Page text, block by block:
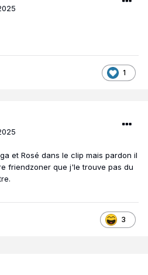
1
et Rosé dans le clip mais pardon il
friendzoner que j'le trouve pas du
3